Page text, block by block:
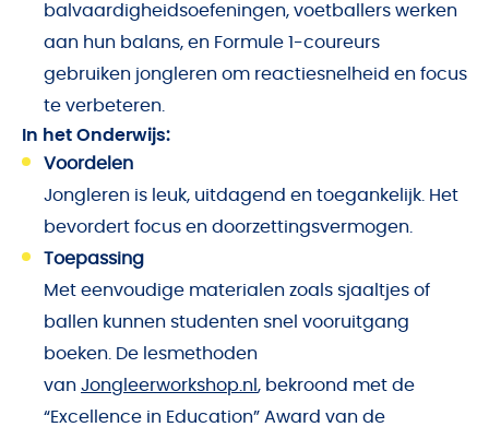
balvaardigheidsoefeningen, voetballers werken
aan hun balans, en Formule 1-coureurs
gebruiken jongleren om reactiesnelheid en focus
te verbeteren.
In het Onderwijs:
Voordelen
Jongleren is leuk, uitdagend en toegankelijk. Het
bevordert focus en doorzettingsvermogen.
Toepassing
Met eenvoudige materialen zoals sjaaltjes of
ballen kunnen studenten snel vooruitgang
boeken. De lesmethoden
van Jongleerworkshop.nl , bekroond met de
“Excellence in Education” Award van de